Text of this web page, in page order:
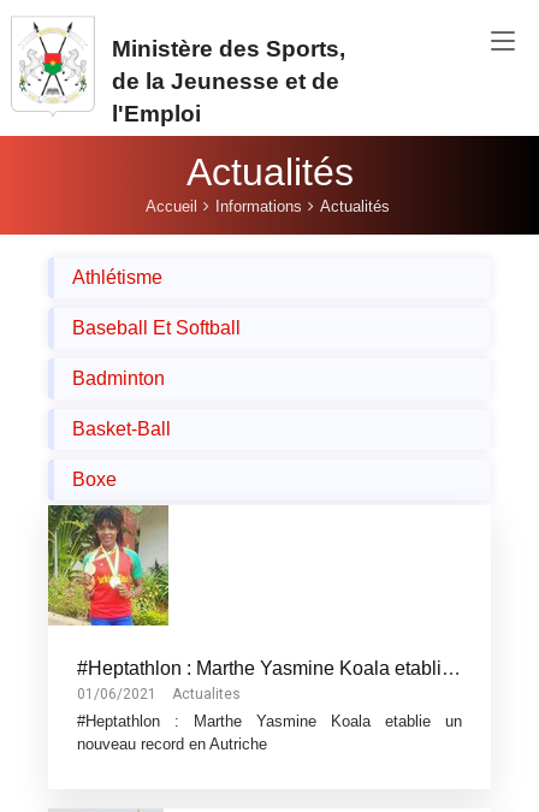
Aller au contenu principal
Ministère des Sports,
de la Jeunesse et de
l'Emploi
Actualités
Accueil Informations Actualités
Athlétisme
Baseball Et Softball
Badminton
Basket-Ball
Boxe
#Heptathlon : Marthe Yasmine Koala etablie un nouveau record en Autriche
01/06/2021 Actualites
#Heptathlon : Marthe Yasmine Koala etablie un
nouveau record en Autriche